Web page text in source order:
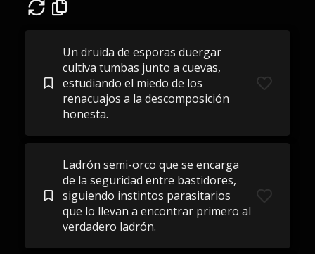
Un druida de esporas duergar
cultiva tumbas junto a cuevas,
estudiando el miedo de los
renacuajos a la descomposición
honesta.
Ladrón semi-orco que se encarga
de la seguridad entre bastidores,
siguiendo instintos parasitarios
que lo llevan a encontrar primero al
verdadero ladrón.